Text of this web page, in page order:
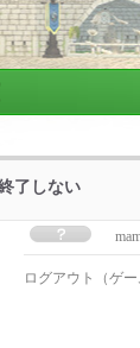
了しない
ログアウト（ゲ